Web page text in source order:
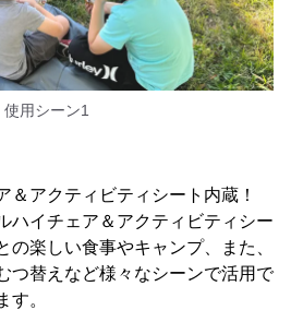
使用シーン1
アクティビティシート内蔵！
ハイチェア＆アクティビティシー
の楽しい食事やキャンプ、また、
つ替えなど様々なシーンで活用で
す。